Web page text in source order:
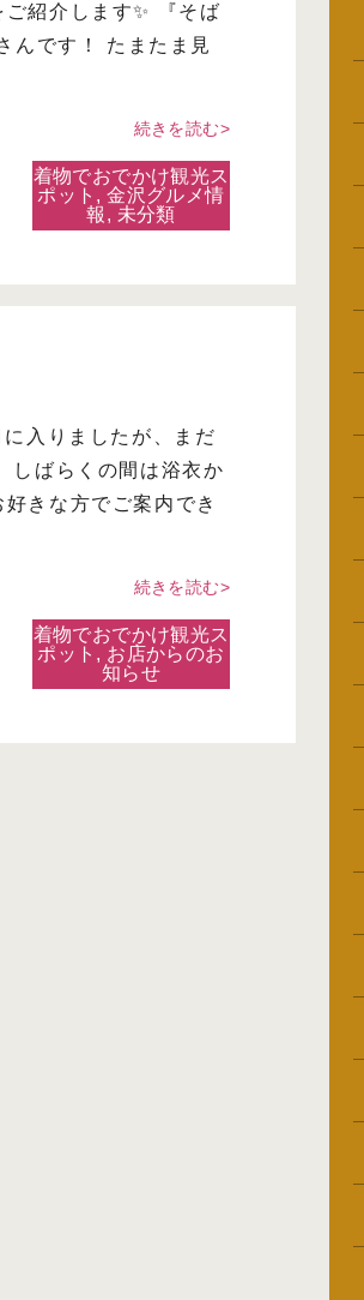
紹介します✨ 『そば
です！ たまたま見
続きを読む>
着物でおでかけ観光ス
ポット ,金沢グルメ情
報 , 未分類
入りましたが、まだ
しばらくの間は浴衣か
きな方でご案内でき
続きを読む>
着物でおでかけ観光ス
ポット , お店からのお
知らせ